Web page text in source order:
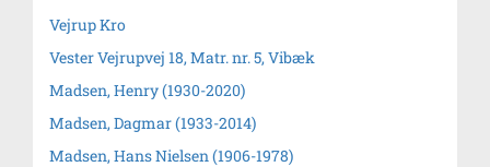
Vejrup Kro
Vester Vejrupvej 18, Matr. nr. 5, Vibæk
Madsen, Henry (1930-2020)
Madsen, Dagmar (1933-2014)
Madsen, Hans Nielsen (1906-1978)